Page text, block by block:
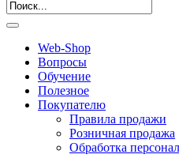
Web-Shop
Вопросы
Обучение
Полезное
Покупателю
Правила продажи
Розничная продажа
Обработка